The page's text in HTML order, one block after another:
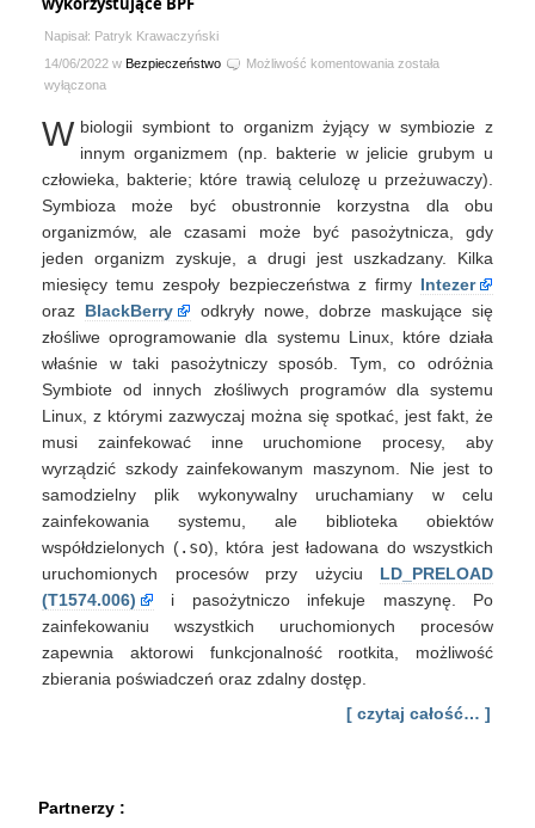
Napisał: Patryk Krawaczyński
14/06/2022 w Bezpieczeństwo Możliwość komentowania Symbiote
szkodliwe
oprogramowanie
wykorzystujące
została
wyłączona
W biologii symbiont to organizm żyjący w symbiozie z
innym organizmem (np. bakterie w jelicie grubym u
człowieka, bakterie; które trawią celulozę u przeżuwaczy).
Symbioza może być obustronnie korzystna dla obu
organizmów, ale czasami może być pasożytnicza, gdy
jeden organizm zyskuje, a drugi jest uszkadzany. Kilka
miesięcy temu zespoły bezpieczeństwa z firmy Intezer
oraz BlackBerry
odkryły nowe, dobrze maskujące się
złośliwe oprogramowanie dla systemu Linux, które działa
właśnie w taki pasożytniczy sposób. Tym, co odróżnia
Symbiote od innych złośliwych programów dla systemu
Linux, z którymi zazwyczaj można się spotkać, jest fakt, że
musi zainfekować inne uruchomione procesy, aby
wyrządzić szkody zainfekowanym maszynom. Nie jest to
samodzielny plik wykonywalny uruchamiany w celu
zainfekowania systemu, ale biblioteka obiektów
współdzielonych (.so), która jest ładowana do wszystkich
uruchomionych procesów przy użyciu LD_PRELOAD
(T1574.006)
i pasożytniczo infekuje maszynę. Po
zainfekowaniu wszystkich uruchomionych procesów
zapewnia aktorowi funkcjonalność rootkita, możliwość
zbierania poświadczeń oraz zdalny dostęp.
[ czytaj całość… ]
Partnerzy :